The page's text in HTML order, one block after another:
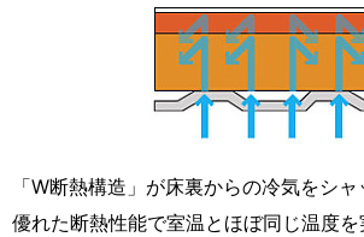
「W断熱構造」が床裏からの冷気をシャ
優れた断熱性能で室温とほぼ同じ温度を